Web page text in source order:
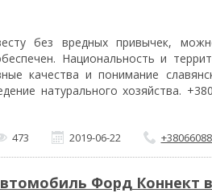
без вредных привычек,
Национальность и
качества и понимание
натурального хозяйства.
473 2019-06-22
Форд Коннект